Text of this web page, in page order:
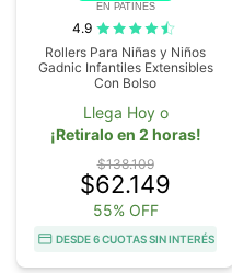
EN PATINES
4.9
Rollers Para Niñas y Niños
Gadnic Infantiles Extensibles
Con Bolso
Llega Hoy o
¡Retiralo en 2 horas!
$138.109
$62.149
55% OFF
DESDE 6 CUOTAS SIN INTERÉS